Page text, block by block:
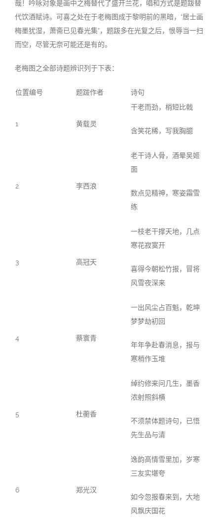
哉！吟咏对象是画中之梅替代了盛开兰花，唱和方式是题跋替
代饮酒赋诗。可喜之处在于老梅图成于黎明前的黑暗，“居士画
梅墨犹湿，萧斋已见春光集”，题跋多在光复之后，恨辱当一扫
而空，尽管无奈可能还是有的。
老梅图之全部诗题辨识列于下表：
位置编号 题跋作者 诗句
1 黄载灵
干老而劲，梢短比戟
含笑花稀，写我胸臆
2 李西浪
老干诗人骨，酒晕吴姬
面
数点见精神，寒姿霜雪
练
3 高冠天
一枝老干撑天地，几点
寒花寂寞开
喜得今朝松竹报，冒将
风雪夜深来
4 蔡寰青
一出风尘占百魁，乾坤
梦梦劫初回
年年争赴春消息，报与
寒梢作玉堆
5 杜蘅香
绰约修来问几生，墨香
浓射照斜横
不须禁体题诗句，已悟
先生品与清
6 郑光汉
逸韵高情雪里加，岁寒
三友实堪夸
如今忽报春来到，大地
风飘庆国花